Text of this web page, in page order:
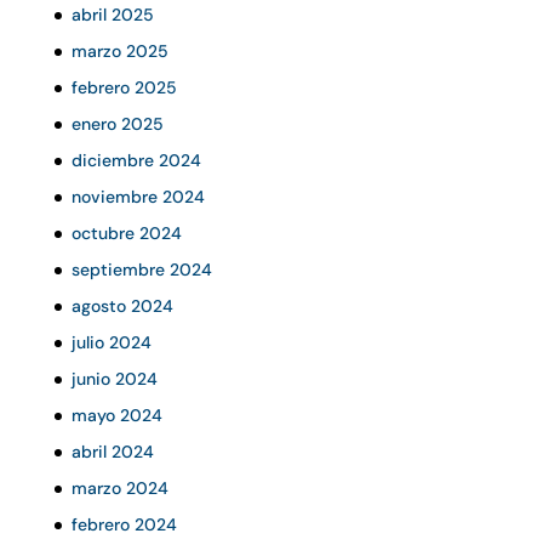
abril 2025
marzo 2025
febrero 2025
enero 2025
diciembre 2024
noviembre 2024
octubre 2024
septiembre 2024
agosto 2024
julio 2024
junio 2024
mayo 2024
abril 2024
marzo 2024
febrero 2024